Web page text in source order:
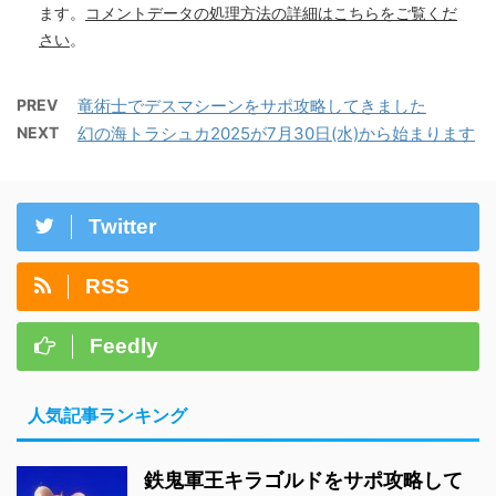
ます。
コメントデータの処理方法の詳細はこちらをご覧くだ
さい。
PREV 竜術士でデスマシーンをサポ攻略してきました
NEXT 幻の海トラシュカ2025が7月30日(水)から始まります
Twitter
RSS
Feedly
人気記事ランキング
鉄鬼軍王キラゴルドをサポ攻略して